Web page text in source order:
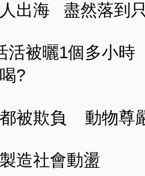
出海 盡然落到
活被曬1個多小
?
都被欺負 動物尊
製造社會動盪